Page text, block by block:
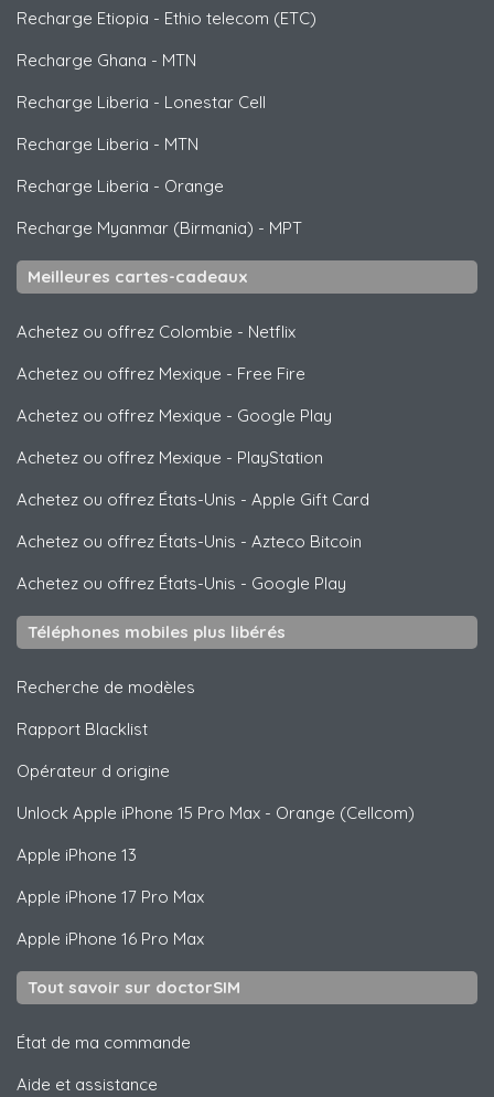
Recharge Etiopia - Ethio telecom (ETC)
Recharge Ghana - MTN
Recharge Liberia - Lonestar Cell
Recharge Liberia - MTN
Recharge Liberia - Orange
Recharge Myanmar (Birmania) - MPT
Meilleures cartes-cadeaux
Achetez ou offrez Colombie - Netflix
Achetez ou offrez Mexique - Free Fire
Achetez ou offrez Mexique - Google Play
Achetez ou offrez Mexique - PlayStation
Achetez ou offrez États-Unis - Apple Gift Card
Achetez ou offrez États-Unis - Azteco Bitcoin
Achetez ou offrez États-Unis - Google Play
Téléphones mobiles plus libérés
Recherche de modèles
Rapport Blacklist
Opérateur d origine
Unlock Apple iPhone 15 Pro Max - Orange (Cellcom)
Apple iPhone 13
Apple iPhone 17 Pro Max
Apple iPhone 16 Pro Max
Tout savoir sur doctorSIM
État de ma commande
Aide et assistance